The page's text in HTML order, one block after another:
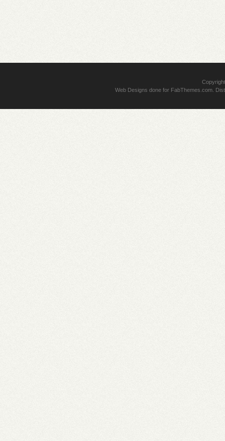
Web Designs done for FabThemes.com .